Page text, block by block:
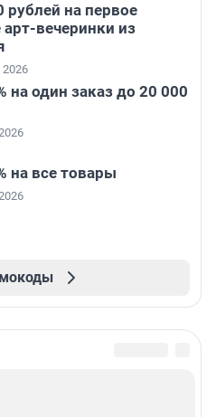
рублей на первое
вечеринки из
на один заказ до 20 000
на все товары